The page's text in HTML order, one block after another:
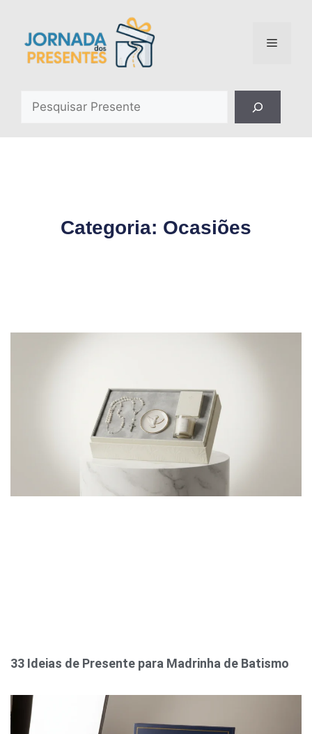
Categoria: Ocasiões
33 Ideias de Presente para Madrinha de Batismo